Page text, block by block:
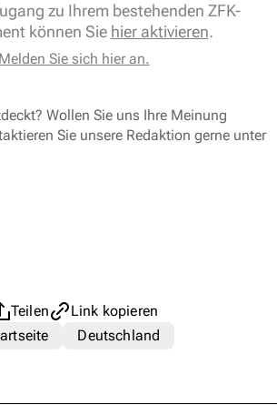
zu Ihrem bestehenden ZFK-
können Sie hier aktivieren.
Melden Sie sich hier an.
Wollen Sie uns Ihre Meinung
Sie unsere Redaktion gerne unter
Teilen
Link kopieren
Deutschland